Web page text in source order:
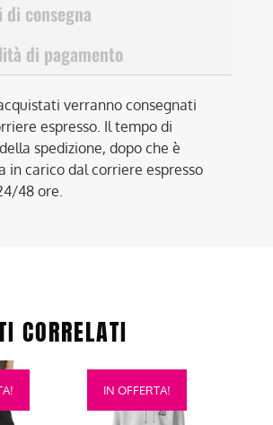
di consegna
di pagamento
verranno consegnati
espresso. Il tempo di
spedizione, dopo che è
in carico dal corriere espresso
48 ore.
CORRELATI
IN OFFERTA!
Questo
prodotto